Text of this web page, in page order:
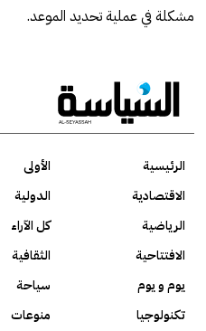
مشكلة في عملية تحديد الموعد.
الرئيسية الأولى
الاقتصادية
الدولية
الرياضية
كل الآراء
الافتتاحية
الثقافية
يوم و يوم
سياحة
تكنولوجيا
منوعات